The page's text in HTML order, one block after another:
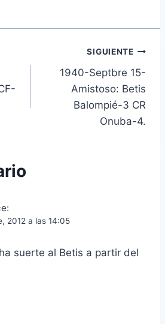
SIGUIENTE
1940-Septbre 15-
Amistoso: Betis
Balompié-3 CR
Onuba-4.
2012 a las 14:05
suerte al Betis a partir del